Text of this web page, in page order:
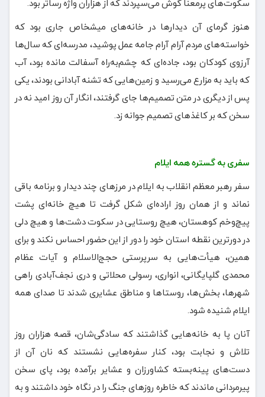
هنوز گرمای آن دیدارها در خانه‌های میشخاص جاری بود که
خواسته‌های مردم آرام‌ آرام جامه عمل پوشید، مدرسه‌ای که سال‌ها
آرزوی کودکان بود، جاده‌ای که چشم‌به‌راه آسفالت مانده بود، آب
که باید به مزارع می‌رسید و زمین‌هایی که تشنه آبادانی بودند، یکی
پس از دیگری در متن تصمیم‌ها جای گرفتند، انگار آن روز امید نه در
سخن که بر کاغذهای تصمیم جوانه زد.
سفری به گستره همه ایلام
سفر رهبر معظم انقلاب به ایلام در مرزهای چند دیدار و برنامه باقی
نماند و از همان روز اراده‌ای شکل گرفت تا هیچ خانه‌ای پشت
پیچ‌وخم کوهستان، هیچ روستایی در سکوت دشت‌ها و هیچ دلی
در دورترین نقطه استان خود را دور از این حضور احساس نکند و برای
همین، هیأت‌هایی به سرپرستی حجج‌الاسلام و آیات عظام
محمدی گلپایگانی، انواری، رسولی محلاتی و دری نجف‌آبادی راهی
شهرها، بخش‌ها، روستاها و مناطق عشایری شدند تا صدای همه
ایلام شنیده شود.
آنان پا به خانه‌هایی گذاشتند که سادگی‌شان، قصه هزاران روز
تلاش و نجابت بود، کنار سفره‌هایی نشستند که نان آن از
دست‌های پینه‌بسته کشاورزان و عشایر برآمده بود، پای سخن
پیرمردانی ماندند که خاطره روزهای جنگ را در نگاه خود داشتند و به